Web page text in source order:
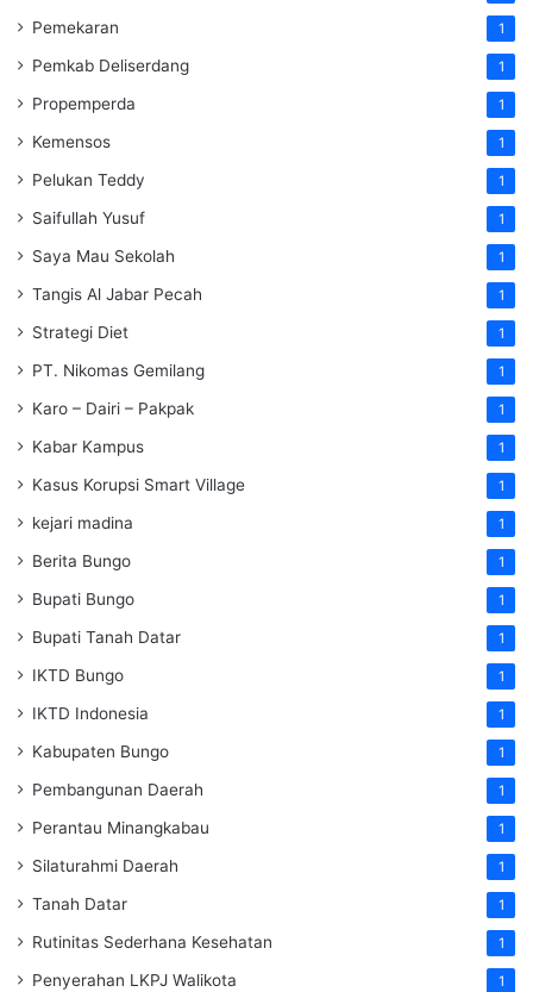
Pemekaran 1
Pemkab Deliserdang 1
Propemperda 1
Kemensos 1
Pelukan Teddy 1
Saifullah Yusuf 1
Saya Mau Sekolah 1
Tangis Al Jabar Pecah 1
Strategi Diet 1
PT. Nikomas Gemilang 1
Karo – Dairi – Pakpak 1
Kabar Kampus 1
Kasus Korupsi Smart Village 1
kejari madina 1
Berita Bungo 1
Bupati Bungo 1
Bupati Tanah Datar 1
IKTD Bungo 1
IKTD Indonesia 1
Kabupaten Bungo 1
Pembangunan Daerah 1
Perantau Minangkabau 1
Silaturahmi Daerah 1
Tanah Datar 1
Rutinitas Sederhana Kesehatan 1
Penyerahan LKPJ Walikota 1